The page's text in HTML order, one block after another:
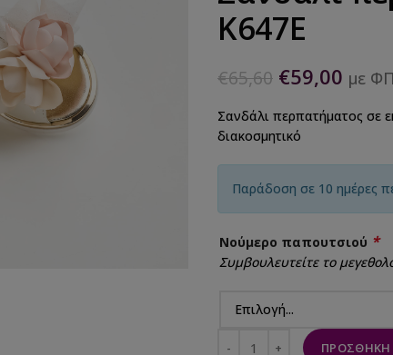
K647E
€65,60 €59,00 με
Σανδάλι περπατήματος σε
διακοσμητικό
Παράδοση σε 10 ημέρες
Νούμερο παπουτσιού *
Συμβουλευτείτε το
ΠΡΟΣΘΉΚΗ